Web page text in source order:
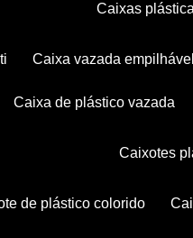
caixas
caixa vazada empilhável
caixa de plástico vazada
caixotes
de plástico colorido